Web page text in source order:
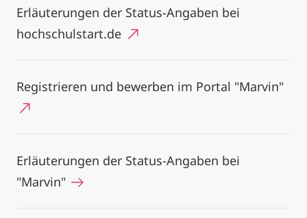
Erläuterungen der Status-Angaben bei
hochschulstart.de
Registrieren und bewerben im Portal "Marvin"
Erläuterungen der Status-Angaben bei
"Marvin"